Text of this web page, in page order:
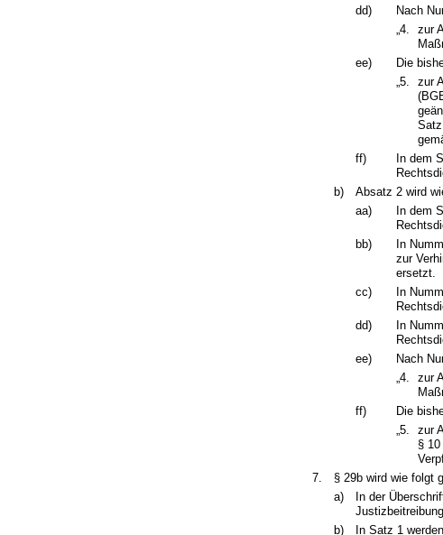
dd)
Nach
„4.
zur
ee)
Die
„5.
zur
ff)
In dem
b)
Absatz 2 wird
aa)
In dem
bb)
In
zur
ersetzt.
cc)
In
dd)
In
ee)
Nach
„4.
zur
ff)
Die
„5.
zur
§
7.
§ 29b wird wie folgt
a)
In der
b)
In Satz 1